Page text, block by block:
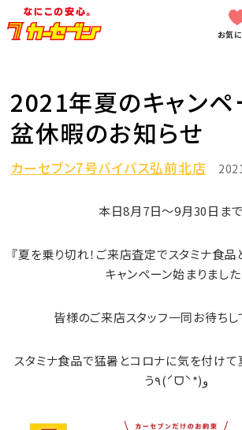
お気
2021年夏のキャンペ
盆休暇のお知らせ
カーセブン7号バイパス弘前北店
本日8月7日～9月30日ま
『夏を乗り切れ！ご来店査定でスタミナ食品
キャンペーン始まりました
皆様のご来店スタッフ一同お待ちし
スタミナ食品で猛暑とコロナに気を付けて
う٩(ˊᗜˋ*)و